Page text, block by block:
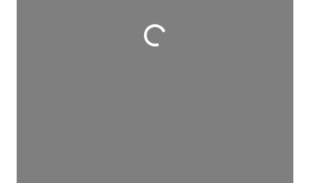
Wird geladen …